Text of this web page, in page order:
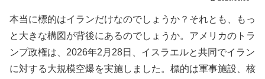
本当に標的はイランだけなのでしょうか？それとも、もっ
と大きな構図が背後にあるのでしょうか。アメリカのトラ
ンプ政権は、2026年2月28日、イスラエルと共同でイラン
に対する大規模空爆を実施しました。標的は軍事施設、核